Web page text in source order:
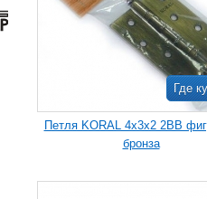
Где
Петля KORAL 4х3х2 2ВВ
бронза